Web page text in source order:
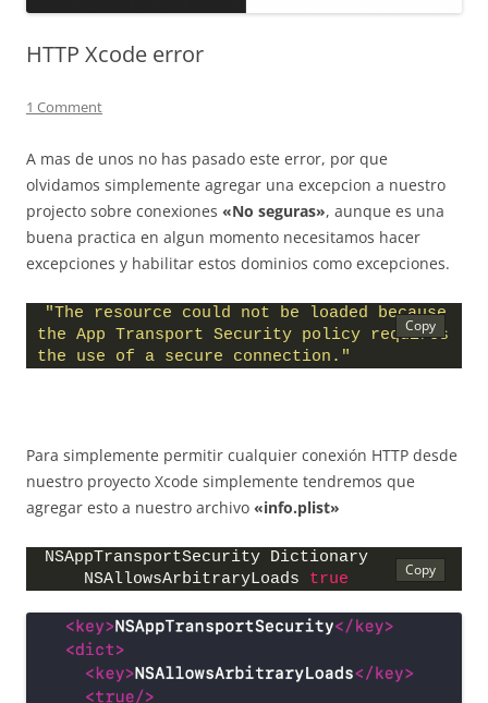
HTTP Xcode error
1 Comment
A mas de unos no has pasado este error, por que
olvidamos simplemente agregar una excepcion a nuestro
projecto sobre conexiones «No seguras», aunque es una
buena practica en algun momento necesitamos hacer
excepciones y habilitar estos dominios como excepciones.
"The resource could not be loaded because
the App Transport Security policy requires
the use of a secure connection."
Para simplemente permitir cualquier conexión HTTP desde
nuestro proyecto Xcode simplemente tendremos que
agregar esto a nuestro archivo «info.plist»
NSAppTransportSecurity Dictionary
    NSAllowsArbitraryLoads
true